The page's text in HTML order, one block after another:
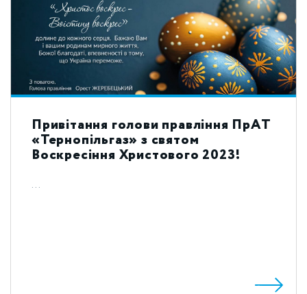
Привітання голови правління ПрАТ
«Тернопільгаз» з святом
Воскресіння Христового 2023!
...